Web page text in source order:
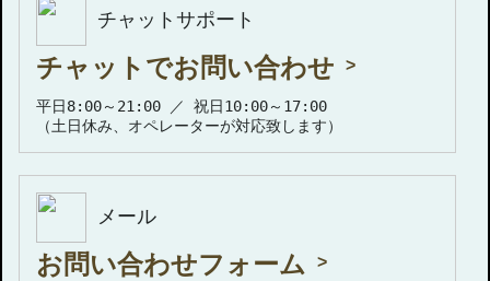
チャットサポート
チャットでお問い合わせ
平日8:00～21:00 ／ 祝日10:00～17:00
（土日休み、オペレーターが対応致します）
メール
お問い合わせフォーム